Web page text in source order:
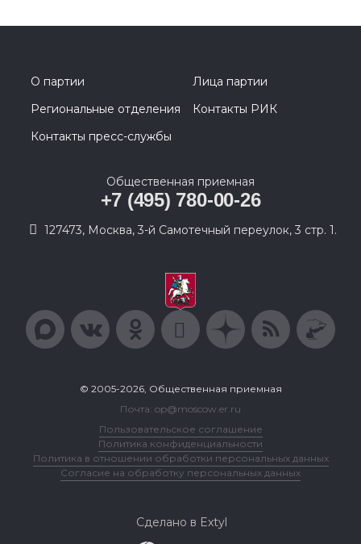
О партии
Лица партии
Региональные отделения
Контакты РИК
Контакты пресс-службы
Общественная приемная
+7 (495) 780-00-26
127473, Москва, 3-й Самотечный переулок, 3 стр. 1.
© 2005-2026, Общественная приемная
Почта: op@moscow.er.ru
Пользовательское соглашение
Политика конфиденциальности
Политика в отношении обработки персональных данных
Согласие на обработку персональных данных
Сделано в Extyl